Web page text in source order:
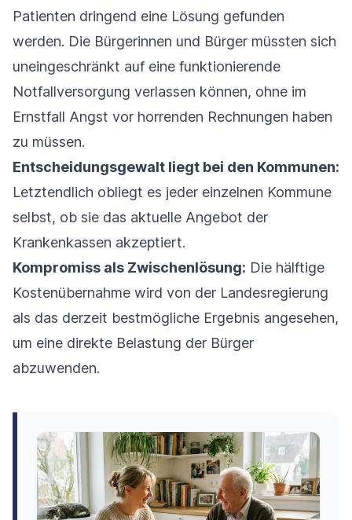
Patienten dringend eine Lösung gefunden
werden. Die Bürgerinnen und Bürger müssten sich
uneingeschränkt auf eine funktionierende
Notfallversorgung verlassen können, ohne im
Ernstfall Angst vor horrenden Rechnungen haben
zu müssen.
Entscheidungsgewalt liegt bei den Kommunen:
Letztendlich obliegt es jeder einzelnen Kommune
selbst, ob sie das aktuelle Angebot der
Krankenkassen akzeptiert.
Kompromiss als Zwischenlösung: Die hälftige
Kostenübernahme wird von der Landesregierung
als das derzeit bestmögliche Ergebnis angesehen,
um eine direkte Belastung der Bürger
abzuwenden.